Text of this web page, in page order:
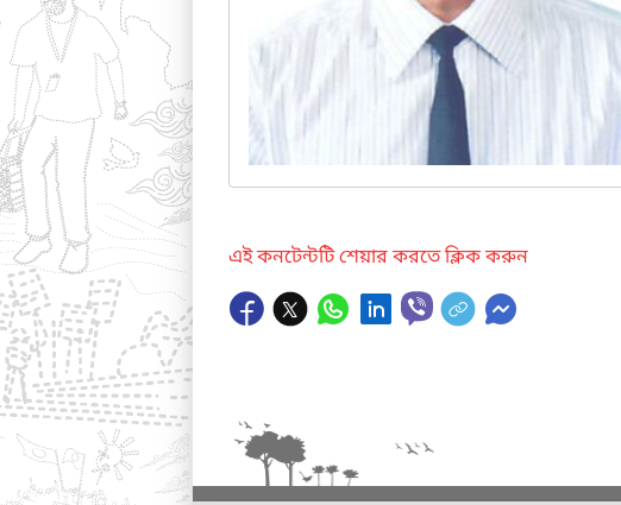
এই কনটেন্টটি শেয়ার করতে ক্লিক করুন